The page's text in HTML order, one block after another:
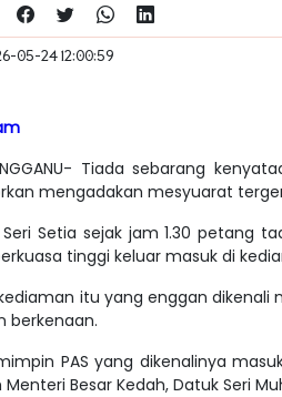
05-24 12:00:59
Tiada sebarang
mengadakan mesyuarat
Setia sejak jam 1.30 petang
tinggi keluar masuk di
itu yang enggan
berkenaan.
PAS yang dikenalinya
Besar Kedah, Datuk Seri